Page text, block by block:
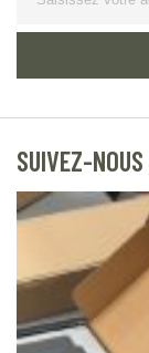
SUIVEZ-NOUS